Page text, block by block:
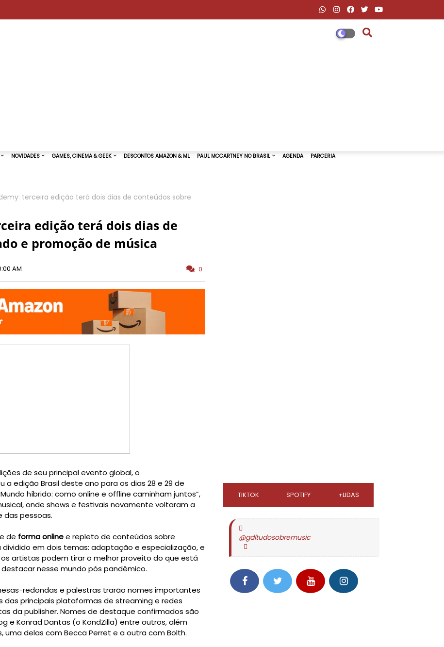
terceira edição terá dois dias de conteúdos sobre
edição terá dois dias de
e promoção de música
AM 0
a edição Brasil deste ano para os dias 28 e 29 de
híbrido: como online e offline caminham juntos”,
onde shows e festivais novamente voltaram a
de forma online e repleto de conteúdos sobre
em dois temas: adaptação e especialização, e
artistas podem tirar o melhor proveito do que está
redondas e palestras trarão nomes importantes
principais plataformas de streaming e redes
da publisher. Nomes de destaque confirmados são
e Konrad Dantas (o KondZilla) entre outros, além
TIKTOK SPOTIFY +LIDAS
@gdltudosobremusic